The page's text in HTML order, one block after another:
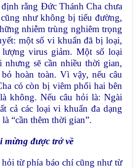
rằng Đức Thánh Cha chưa
như không bị tiểu đường,
nhiễm trùng nghiêm trọng
một số vi khuẩn đã bị loại,
virus giảm. Một số loại
nhưng sẽ cần nhiều thời gian,
hoàn toàn. Vì vậy, nếu câu
có còn bị viêm phổi hai bên
không. Nếu câu hỏi là: Ngài
cả các loại vi khuẩn đa dạng
“cần thêm thời gian”.
được trở về
hỏi từ phía báo chí cũng như từ